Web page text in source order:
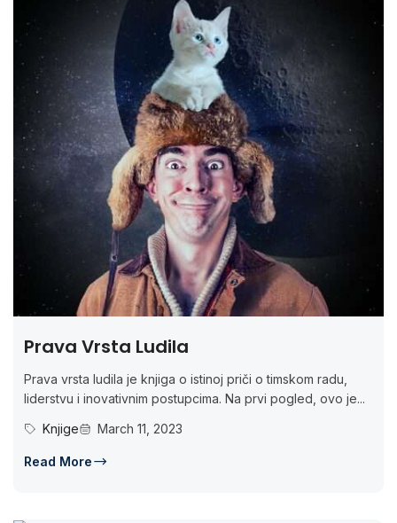
Prava Vrsta Ludila
Prava vrsta ludila je knjiga o istinoj priči o timskom radu,
liderstvu i inovativnim postupcima. Na prvi pogled, ovo je...
Knjige
March 11, 2023
Read More